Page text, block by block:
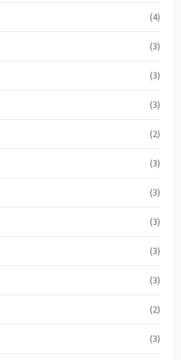
(4)
(3)
(3)
(3)
(2)
(3)
(3)
(3)
(3)
(3)
(2)
(3)